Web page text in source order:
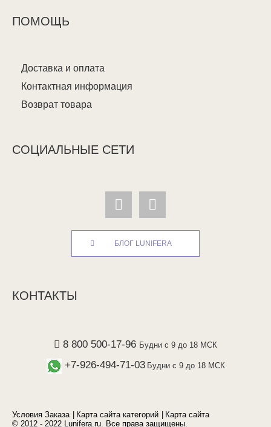
ПОМОЩЬ
Доставка и оплата
Контактная информация
Возврат товара
СОЦИАЛЬНЫЕ СЕТИ
БЛОГ LUNIFERA
КОНТАКТЫ
8 800 500-17-96 Будни с 9 до 18 МСК
+7-926-494-71-03 Будни с 9 до 18 МСК
Условия Заказа Карта сайта категорий
Карта сайта
© 2012 - 2022 Lunifera.ru. Все права защищены.